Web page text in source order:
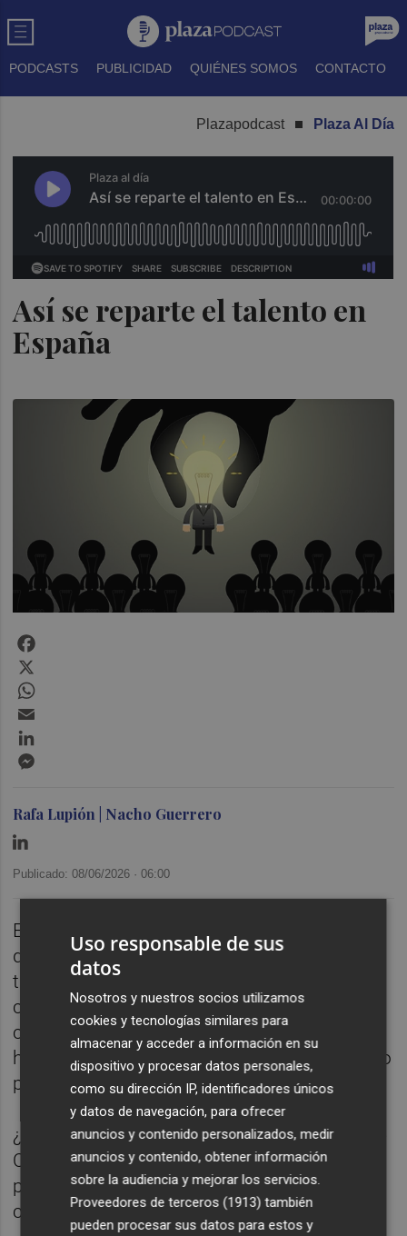
PODCASTS PUBLICIDAD QUIÉNES SOMOS CONTACTO
Plazapodcast Plaza Al Día
Así se reparte el talento en
España
Rafa Lupión | Nacho Guerrero
Publicado: 08/06/2026 ·06:00
En más de una ocasión hemos escuchado
que los jóvenes españoles se tienen que ir a
trabajar fuera porque encuentran mejores
condiciones que en nuestro país, y se nos
critica por dejar escapar el talento. De
hecho, casi 4 de cada diez se marchan a otro
país en busca de oportunidades laborales.
¿Aprobamos los españoles en talento?,¿Qué
Comunidades Autónomas están mejor
posicionadas en términos de talento? ¿ Y
cuáles peor?
Uso responsable de sus
datos
Nosotros y nuestros socios utilizamos
cookies y tecnologías similares para
almacenar y acceder a información en su
dispositivo y procesar datos personales,
como su dirección IP, identificadores únicos
y datos de navegación, para ofrecer
anuncios y contenido personalizados, medir
anuncios y contenido, obtener información
sobre la audiencia y mejorar los servicios.
Proveedores de terceros (1913) también
pueden procesar sus datos para estos y